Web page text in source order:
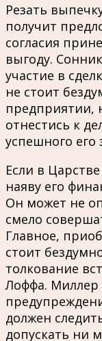
Резать
получит
согласия
выгоду.
участие в
не стоит
предприятии,
отнестись к
успешного его
Если в
наяву его
Он может не
смело
Главное,
стоит
толкование
Лоффа. Миллер
должен
допускать ни